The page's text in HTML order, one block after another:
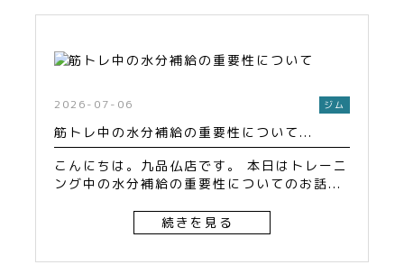
2026-07-06 ジム
筋トレ中の水分補給の重要性について...
こんにちは。九品仏店です。 本日はトレーニ
ング中の水分補給の重要性についてのお話...
続きを見る